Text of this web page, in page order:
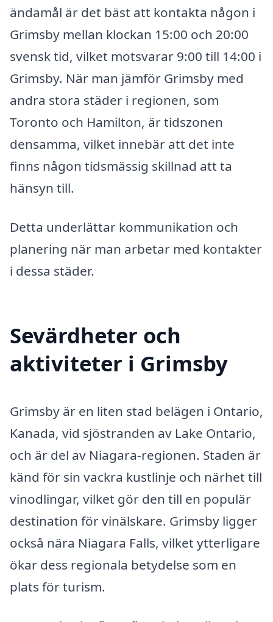
ändamål är det bäst att kontakta någon i
Grimsby mellan klockan 15:00 och 20:00
svensk tid, vilket motsvarar 9:00 till 14:00 i
Grimsby. När man jämför Grimsby med
andra stora städer i regionen, som
Toronto och Hamilton, är tidszonen
densamma, vilket innebär att det inte
finns någon tidsmässig skillnad att ta
hänsyn till.
Detta underlättar kommunikation och
planering när man arbetar med kontakter
i dessa städer.
Sevärdheter och
aktiviteter i Grimsby
Grimsby är en liten stad belägen i Ontario,
Kanada, vid sjöstranden av Lake Ontario,
och är del av Niagara-regionen. Staden är
känd för sin vackra kustlinje och närhet till
vinodlingar, vilket gör den till en populär
destination för vinälskare. Grimsby ligger
också nära Niagara Falls, vilket ytterligare
ökar dess regionala betydelse som en
plats för turism.